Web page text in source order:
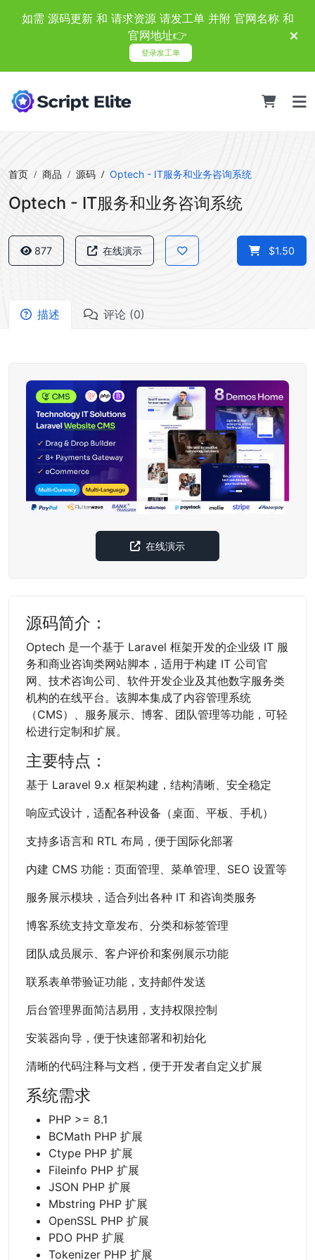
如需 源码更新 和 请求资源 请发工单 并附 官网名称 和
官网地址👉
登录发工单
首页 商品 源码 Optech - IT服务和业务咨询系统
Optech - IT服务和业务咨询系统
877 在线演示 $1.50
描述 评论 (0)
在线演示
源码简介：
Optech 是一个基于 Laravel 框架开发的企业级 IT 服
务和商业咨询类网站脚本，适用于构建 IT 公司官
网、技术咨询公司、软件开发企业及其他数字服务类
机构的在线平台。该脚本集成了内容管理系统
（CMS）、服务展示、博客、团队管理等功能，可轻
松进行定制和扩展。
主要特点：
基于 Laravel 9.x 框架构建，结构清晰、安全稳定
响应式设计，适配各种设备（桌面、平板、手机）
支持多语言和 RTL 布局，便于国际化部署
内建 CMS 功能：页面管理、菜单管理、SEO 设置等
服务展示模块，适合列出各种 IT 和咨询类服务
博客系统支持文章发布、分类和标签管理
团队成员展示、客户评价和案例展示功能
联系表单带验证功能，支持邮件发送
后台管理界面简洁易用，支持权限控制
安装器向导，便于快速部署和初始化
清晰的代码注释与文档，便于开发者自定义扩展
系统需求
PHP >= 8.1
BCMath PHP 扩展
Ctype PHP 扩展
Fileinfo PHP 扩展
JSON PHP 扩展
Mbstring PHP 扩展
OpenSSL PHP 扩展
PDO PHP 扩展
Tokenizer PHP 扩展